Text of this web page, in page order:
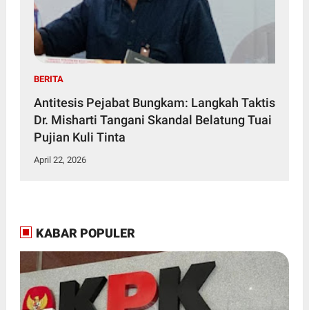
BERITA
Antitesis Pejabat Bungkam: Langkah Taktis
Dr. Misharti Tangani Skandal Belatung Tuai
Pujian Kuli Tinta
April 22, 2026
KABAR POPULER